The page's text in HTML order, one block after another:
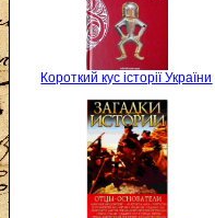
Короткий кус історії України